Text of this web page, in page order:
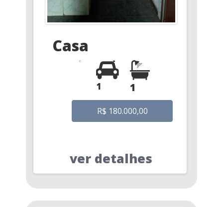
Casa
1 1
R$ 180.000,00
ver detalhes